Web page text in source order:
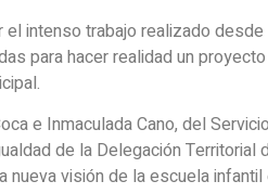
intenso trabajo realizado
para hacer realidad un
e Inmaculada Cano, del
de la Delegación Territorial
nueva visión de la escuela